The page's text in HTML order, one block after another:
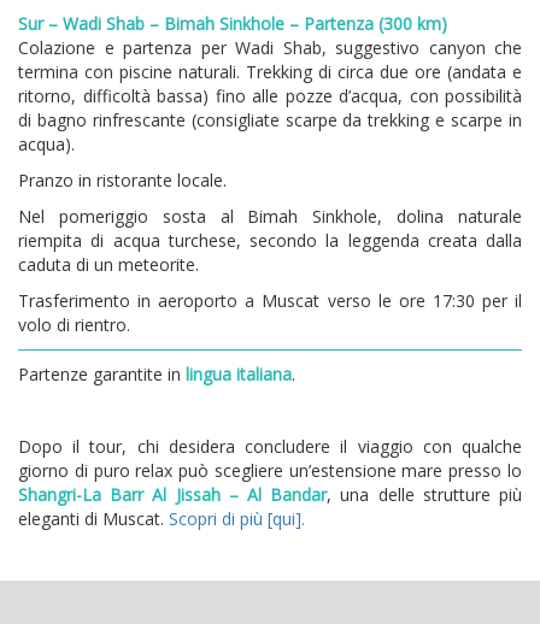
Sur – Wadi Shab – Bimah Sinkhole – Partenza (300 km)
Colazione e partenza per Wadi Shab, suggestivo canyon che
termina con piscine naturali. Trekking di circa due ore (andata e
ritorno, difficoltà bassa) fino alle pozze d’acqua, con possibilità
di bagno rinfrescante (consigliate scarpe da trekking e scarpe in
acqua).
Pranzo in ristorante locale.
Nel pomeriggio sosta al Bimah Sinkhole, dolina naturale
riempita di acqua turchese, secondo la leggenda creata dalla
caduta di un meteorite.
Trasferimento in aeroporto a Muscat verso le ore 17:30 per il
volo di rientro.
Partenze garantite in lingua italiana.
Dopo il tour, chi desidera concludere il viaggio con qualche
giorno di puro relax può scegliere un’estensione mare presso lo
Shangri-La Barr Al Jissah – Al Bandar, una delle strutture più
eleganti di Muscat. Scopri di più [qui].